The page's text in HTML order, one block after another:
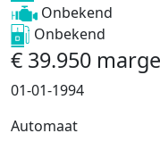
Onbekend
Onbekend
€ 39.950 marge
01-01-1994
Automaat